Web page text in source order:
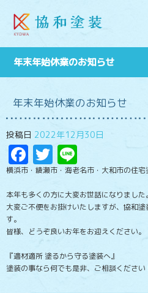
年末年始休業のお知らせ
年末年始休業のお知らせ
投稿日 2022年12月30日
Facebook
Twitter
横浜市・綾瀬市・海老名市・大和市の住宅
本年も多くの方に大変お世話になりました。
大変ご不便をお掛けいたしますが、協和
す。
皆様、どうぞ良いお年をお迎えください。
『適材適所 塗るから守る塗装へ』
塗装の事なら何でも是非、ご相談ください